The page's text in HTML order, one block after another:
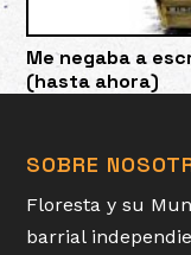
Me negaba a
(hasta ahora)
SOBRE
Floresta y su
barrial